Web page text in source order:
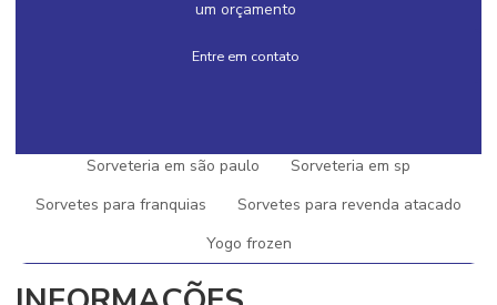
Sorvete de palito 1000 unidades
Sorvete de palito atacado preço
Sorveteria em são paulo
Sorveteria em sp
Sorvetes para franquias
Sorvetes para revenda atacado
Yogo frozen
um orçamento
Entre em contato
SOLICITE UM ORÇAMENTO